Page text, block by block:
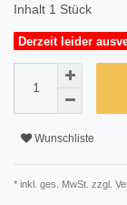
Inhalt 1 Stück
Derzeit leider
Wunschliste
* inkl. ges. MwSt. zzgl.